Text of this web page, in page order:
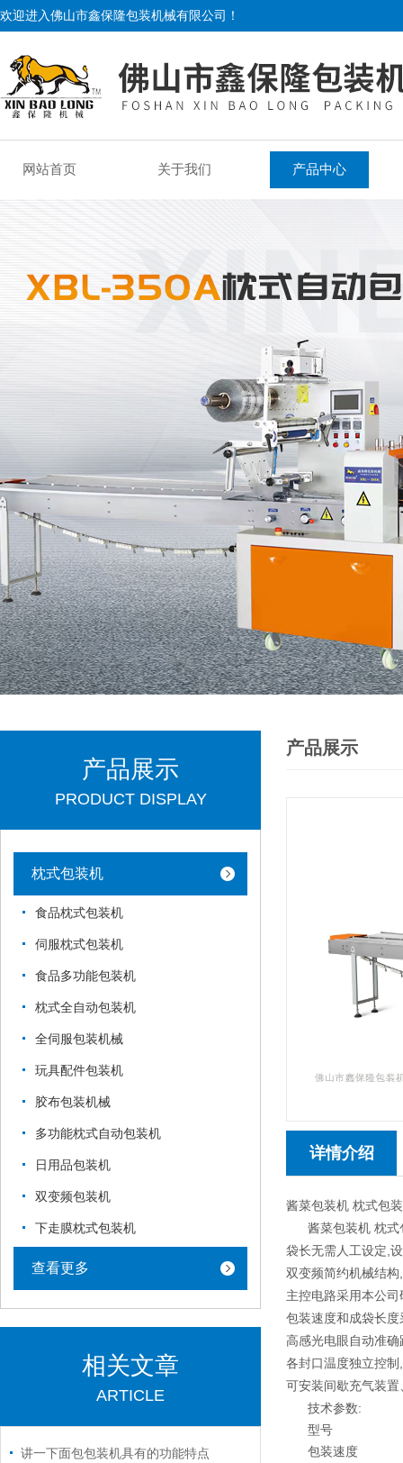
欢迎进入佛山市鑫保隆包装机械有限公司！
网站首页 关于我们 产品中心
产品展示
PRODUCT DISPLAY
枕式包装机
食品枕式包装机
伺服枕式包装机
食品多功能包装机
枕式全自动包装机
全伺服包装机械
玩具配件包装机
胶布包装机械
多功能枕式自动包装机
日用品包装机
双变频包装机
下走膜枕式包装机
查看更多
相关文章
ARTICLE
讲一下面包包装机具有的功能特点
产品展示
详情介绍
酱菜包装机 枕式包
酱菜包装机 枕式
袋长无需人工设定
双变频简约机械结构
主控电路采用本公
包装速度和成袋长
高感光电眼自动准确
各封口温度独立控制
可安装间歇充气装
技术参数:
型号
包装速度